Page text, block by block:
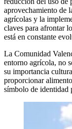
aprovechamiento de
agrícolas y la
claves para afrontar
está en constante
La Comunidad
entorno agrícola, no
su importancia
proporcionar
símbolo de identidad